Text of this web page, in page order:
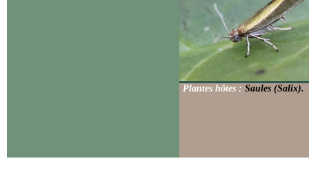
Plantes hôtes : Saules (Salix).